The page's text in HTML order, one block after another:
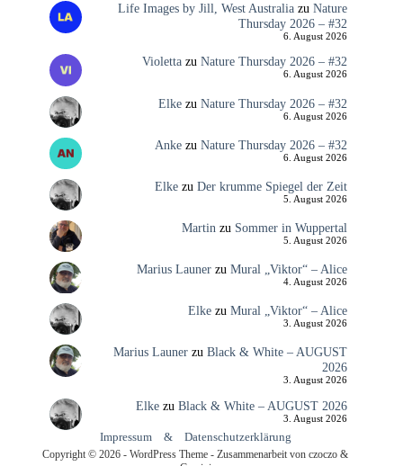
Life Images by Jill, West Australiazu Nature
Thursday 2026 – #32
6. August 2026
Violettazu Nature Thursday 2026 – #32
6. August 2026
Elkezu Nature Thursday 2026 – #32
6. August 2026
Ankezu Nature Thursday 2026 – #32
6. August 2026
Elkezu Der krumme Spiegel der Zeit
5. August 2026
Martin zu Sommer in Wuppertal
5. August 2026
Marius Launerzu Mural „Viktor“ – Alice
4. August 2026
Elkezu Mural „Viktor“ – Alice
3. August 2026
Marius Launerzu Black & White – AUGUST
2026
3. August 2026
Elkezu Black & White – AUGUST 2026
3. August 2026
Impressum & Datenschutzerklärung
Copyright © 2026 - WordPress Theme - Zusammenarbeit von czoczo &